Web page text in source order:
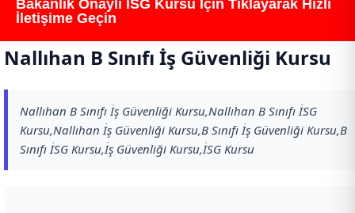
Bakanlık Onaylı İSG Kursu İçin Tıklayarak Hızlı
İletişime Geçin
Nallıhan B Sınıfı İş Güvenliği Kursu
Nallıhan B Sınıfı İş Güvenliği Kursu,Nallıhan B Sınıfı İSG
Kursu,Nallıhan İş Güvenliği Kursu,B Sınıfı İş Güvenliği Kursu,B
Sınıfı İSG Kursu,İş Güvenliği Kursu,İSG Kursu